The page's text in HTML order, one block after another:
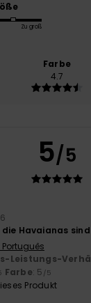
Zu groß
Farbe
4.7
5/5
Havaianas
Leistungs-
Farbe: 5 /5
Produkt